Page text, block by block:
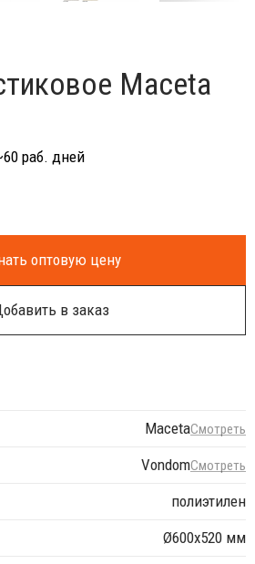
Maceta
раб. дней
оптовую цену
в заказ
MacetaСмотреть
VondomСмотреть
полиэтилен
Ø600х520 мм